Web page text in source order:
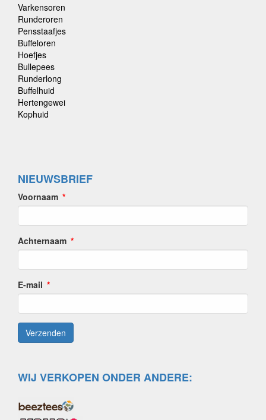
Varkensoren
Runderoren
Pensstaafjes
Buffeloren
Hoefjes
Bullepees
Runderlong
Buffelhuid
Hertengewei
Kophuid
NIEUWSBRIEF
Voornaam
Achternaam
E-mail
WIJ VERKOPEN ONDER ANDERE: